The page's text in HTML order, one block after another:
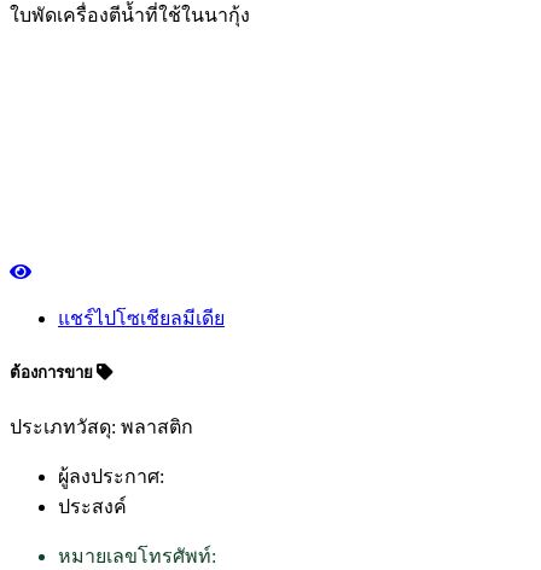
ใบพัดเครื่องตีน้ำที่ใช้ในนากุ้ง
แชร์ไปโซเชียลมีเดีย
ต้องการขาย
ประเภทวัสดุ: พลาสติก
ผู้ลงประกาศ:
ประสงค์
หมายเลขโทรศัพท์: